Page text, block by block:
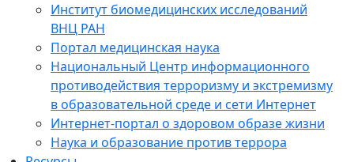
Институт биомедицинских исследований
ВНЦ РАН
Портал медицинская наука
Национальный Центр информационного
противодействия терроризму и экстремизму
в образовательной среде и сети Интернет
Интернет-портал о здоровом образе жизни
Наука и образование против террора